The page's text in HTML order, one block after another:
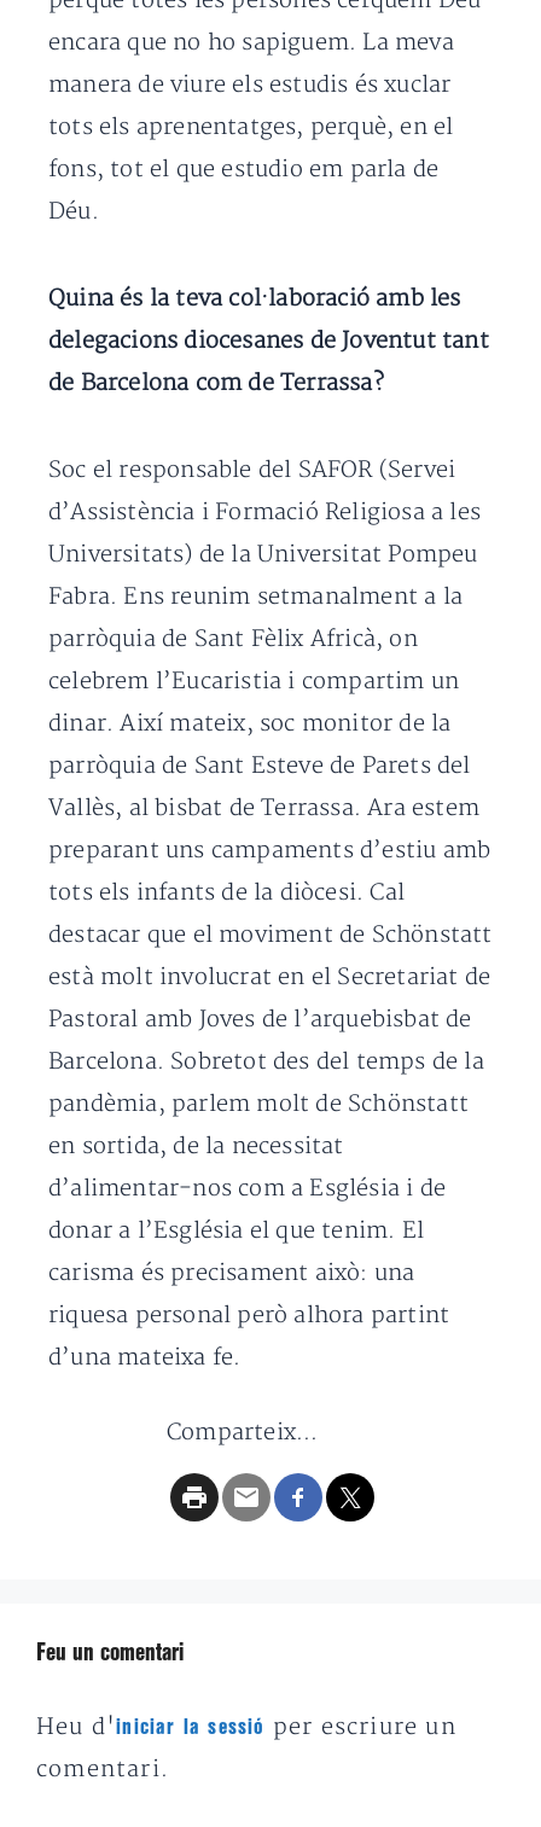
encara que no ho sapiguem. La meva
manera de viure els estudis és xuclar
tots els aprenentatges, perquè, en el
fons, tot el que estudio em parla de
Déu.
Quina és la teva col·laboració amb les
delegacions diocesanes de Joventut tant
de Barcelona com de Terrassa?
Soc el responsable del SAFOR (Servei
d’Assistència i Formació Religiosa a les
Universitats) de la Universitat Pompeu
Fabra. Ens reunim setmanalment a la
parròquia de Sant Fèlix Africà, on
celebrem l’Eucaristia i compartim un
dinar. Així mateix, soc monitor de la
parròquia de Sant Esteve de Parets del
Vallès, al bisbat de Terrassa. Ara estem
preparant uns campaments d’estiu amb
tots els infants de la diòcesi. Cal
destacar que el moviment de Schönstatt
està molt involucrat en el Secretariat de
Pastoral amb Joves de l’arquebisbat de
Barcelona. Sobretot des del temps de la
pandèmia, parlem molt de Schönstatt
en sortida, de la necessitat
d’alimentar-nos com a Església i de
donar a l’Església el que tenim. El
carisma és precisament això: una
riquesa personal però alhora partint
d’una mateixa fe.
Comparteix...
Feu un comentari
Heu d'iniciar la sessió
per escriure un
comentari.